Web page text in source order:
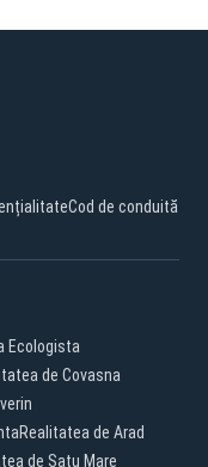
Cod de conduită
Ecologista
de Covasna
Realitatea de Arad
de Satu Mare